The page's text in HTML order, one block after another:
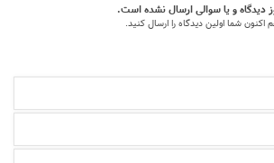
دیدگاه و یا سوالی ارسال نشده است.
اکنون شما اولین دیدگاه را ارسال کنید.